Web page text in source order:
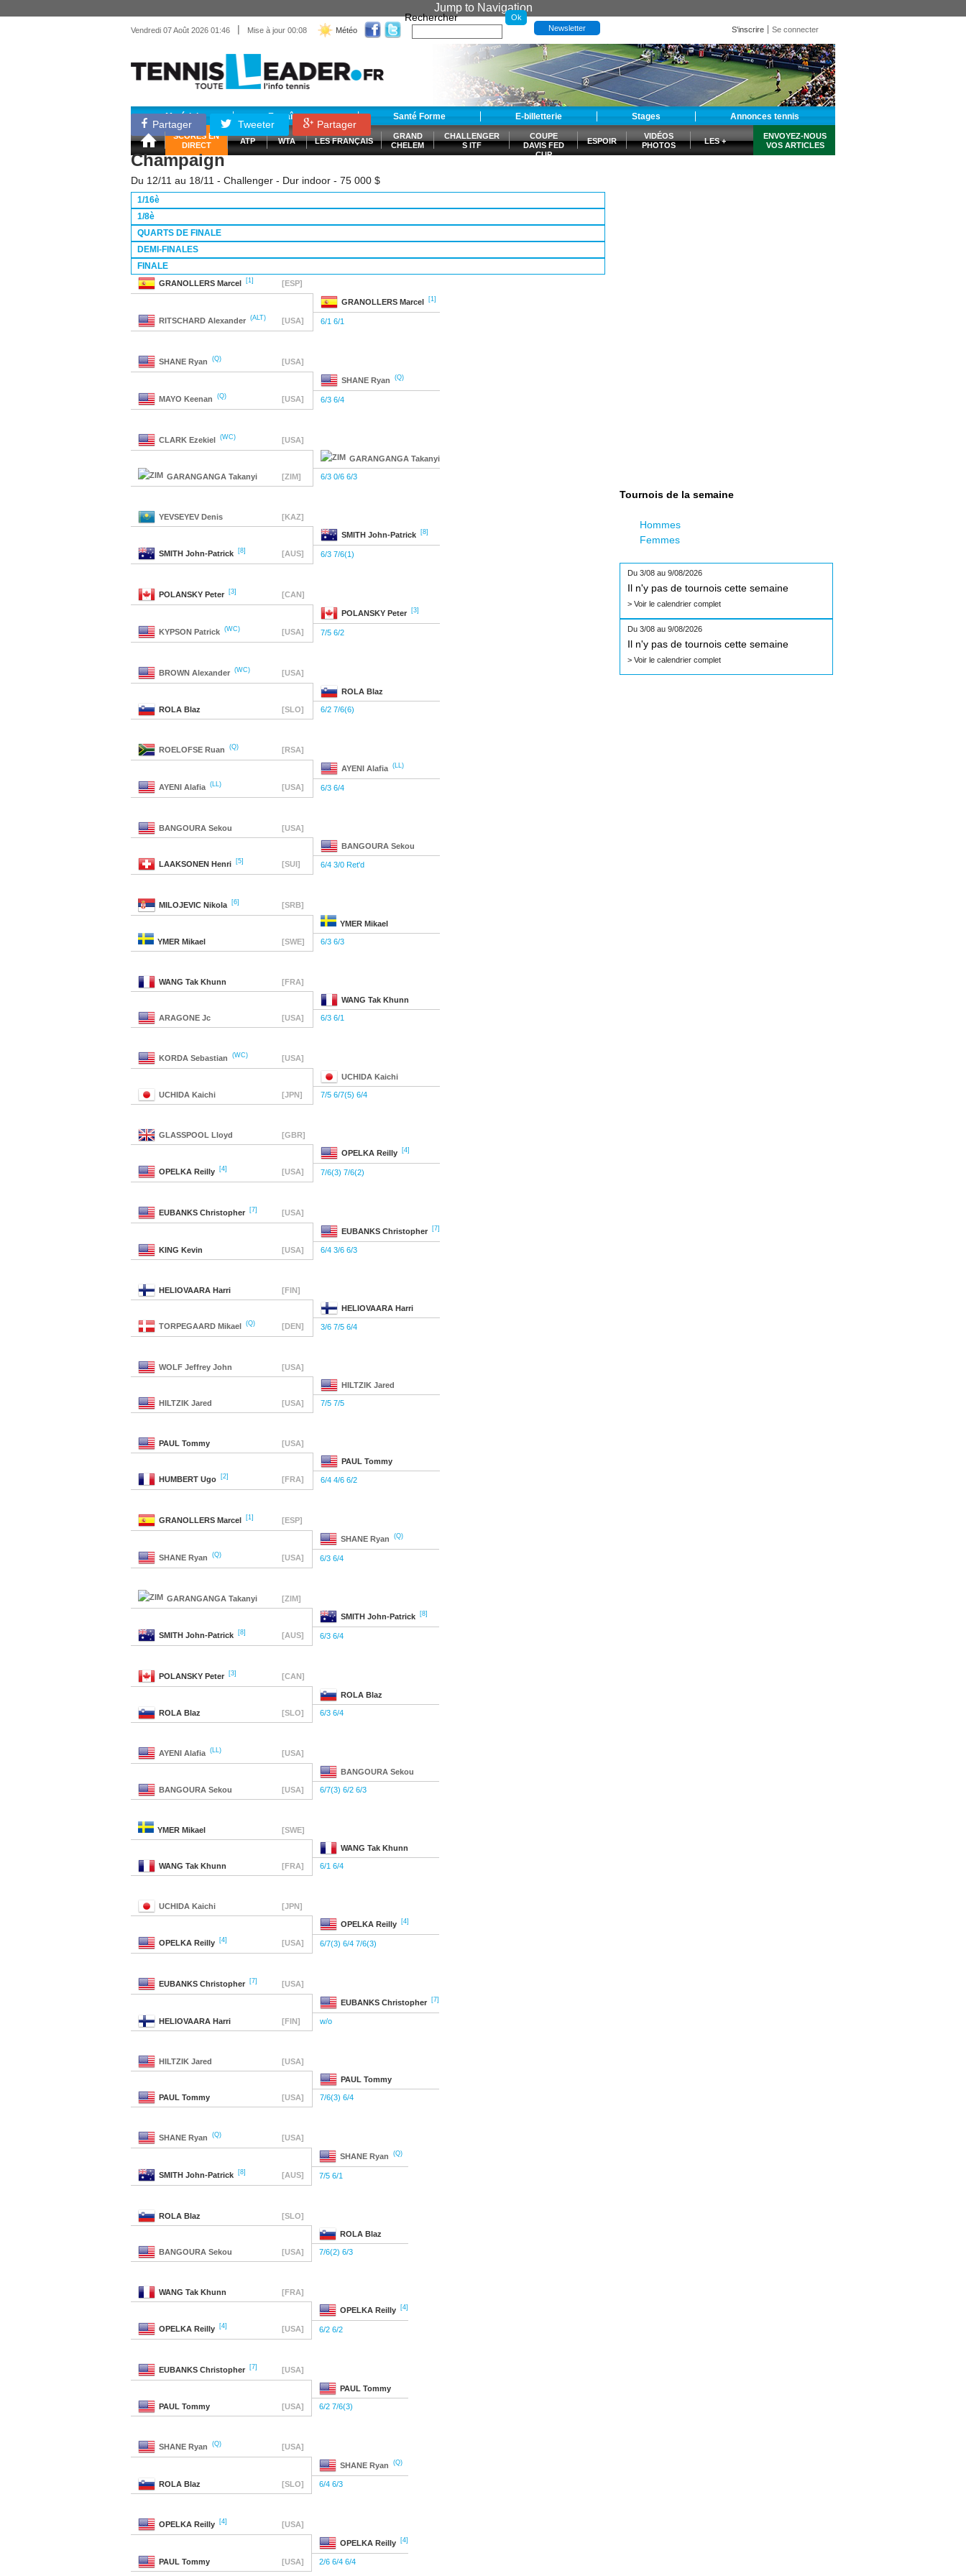
Jump to Navigation
Vendredi 07 Août 2026 01:46 | Mise à jour 00:08 Météo
Rechercher
Newsletter S'inscrire Se connecter
Matériel Entraînement Santé Forme E-billetterie Stages Annonces tennis
SCORES EN
DIRECT
ATP WTA LES FRANÇAIS
GRAND
CHELEM
CHALLENGER
S ITF
COUPE
DAVIS FED
CUP
ESPOIR
VIDÉOS
PHOTOS
LES +
ENVOYEZ-NOUS
VOS ARTICLES
Partager Tweeter Partager
Champaign
Du 12/11 au 18/11 - Challenger - Dur indoor - 75 000 $
1/16è
1/8è
QUARTS DE FINALE
DEMI-FINALES
FINALE
GRANOLLERS Marcel [1] [ESP]
GRANOLLERS Marcel [1]
RITSCHARD Alexander (ALT) [USA] 6/1 6/1
SHANE Ryan (Q) [USA]
SHANE Ryan (Q)
MAYO Keenan (Q) [USA] 6/3 6/4
CLARK Ezekiel (WC) [USA]
GARANGANGA Takanyi
GARANGANGA Takanyi [ZIM] 6/3 0/6 6/3
YEVSEYEV Denis [KAZ]
SMITH John-Patrick [8]
SMITH John-Patrick [8] [AUS] 6/3 7/6(1)
POLANSKY Peter [3] [CAN]
POLANSKY Peter [3]
KYPSON Patrick (WC) [USA] 7/5 6/2
BROWN Alexander (WC) [USA]
ROLA Blaz
ROLA Blaz [SLO] 6/2 7/6(6)
ROELOFSE Ruan (Q) [RSA]
AYENI Alafia (LL)
AYENI Alafia (LL) [USA] 6/3 6/4
BANGOURA Sekou [USA]
BANGOURA Sekou
LAAKSONEN Henri [5] [SUI] 6/4 3/0 Ret'd
MILOJEVIC Nikola [6] [SRB]
YMER Mikael
YMER Mikael [SWE] 6/3 6/3
WANG Tak Khunn [FRA]
WANG Tak Khunn
ARAGONE Jc [USA] 6/3 6/1
KORDA Sebastian (WC) [USA]
UCHIDA Kaichi
UCHIDA Kaichi [JPN] 7/5 6/7(5) 6/4
GLASSPOOL Lloyd [GBR]
OPELKA Reilly [4]
OPELKA Reilly [4] [USA] 7/6(3) 7/6(2)
EUBANKS Christopher [7] [USA]
EUBANKS Christopher [7]
KING Kevin [USA] 6/4 3/6 6/3
HELIOVAARA Harri [FIN]
HELIOVAARA Harri
TORPEGAARD Mikael (Q) [DEN] 3/6 7/5 6/4
WOLF Jeffrey John [USA]
HILTZIK Jared
HILTZIK Jared [USA] 7/5 7/5
PAUL Tommy [USA]
PAUL Tommy
HUMBERT Ugo [2] [FRA] 6/4 4/6 6/2
GRANOLLERS Marcel [1] [ESP]
SHANE Ryan (Q)
SHANE Ryan (Q) [USA] 6/3 6/4
GARANGANGA Takanyi [ZIM]
SMITH John-Patrick [8]
SMITH John-Patrick [8] [AUS] 6/3 6/4
POLANSKY Peter [3] [CAN]
ROLA Blaz
ROLA Blaz [SLO] 6/3 6/4
AYENI Alafia (LL) [USA]
BANGOURA Sekou
BANGOURA Sekou [USA] 6/7(3) 6/2 6/3
YMER Mikael [SWE]
WANG Tak Khunn
WANG Tak Khunn [FRA] 6/1 6/4
UCHIDA Kaichi [JPN]
OPELKA Reilly [4]
OPELKA Reilly [4] [USA] 6/7(3) 6/4 7/6(3)
EUBANKS Christopher [7] [USA]
EUBANKS Christopher [7]
HELIOVAARA Harri [FIN] w/o
HILTZIK Jared [USA]
PAUL Tommy
PAUL Tommy [USA] 7/6(3) 6/4
SHANE Ryan (Q) [USA]
SHANE Ryan (Q)
SMITH John-Patrick [8] [AUS] 7/5 6/1
ROLA Blaz [SLO]
ROLA Blaz
BANGOURA Sekou [USA] 7/6(2) 6/3
WANG Tak Khunn [FRA]
OPELKA Reilly [4]
OPELKA Reilly [4] [USA] 6/2 6/2
EUBANKS Christopher [7] [USA]
PAUL Tommy
PAUL Tommy [USA] 6/2 7/6(3)
SHANE Ryan (Q) [USA]
SHANE Ryan (Q)
ROLA Blaz [SLO] 6/4 6/3
OPELKA Reilly [4] [USA]
OPELKA Reilly [4]
PAUL Tommy [USA] 2/6 6/4 6/4
Tournois de la semaine
Hommes
Femmes
Du 3/08 au 9/08/2026
Il n'y pas de tournois cette semaine
> Voir le calendrier complet
Du 3/08 au 9/08/2026
Il n'y pas de tournois cette semaine
> Voir le calendrier complet